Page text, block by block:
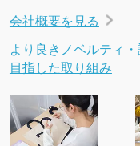
会社概要を見る
より良きノベルティ
目指した取り組み